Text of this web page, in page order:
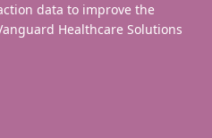
data to improve the
Healthcare Solutions